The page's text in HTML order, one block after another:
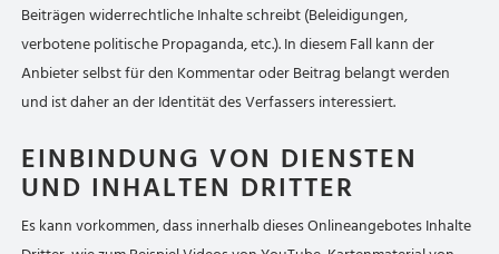
Beiträgen widerrechtliche Inhalte schreibt (Beleidigungen,
verbotene politische Propaganda, etc.). In diesem Fall kann der
Anbieter selbst für den Kommentar oder Beitrag belangt werden
und ist daher an der Identität des Verfassers interessiert.
EINBINDUNG VON DIENSTEN
UND INHALTEN DRITTER
Es kann vorkommen, dass innerhalb dieses Onlineangebotes Inhalte